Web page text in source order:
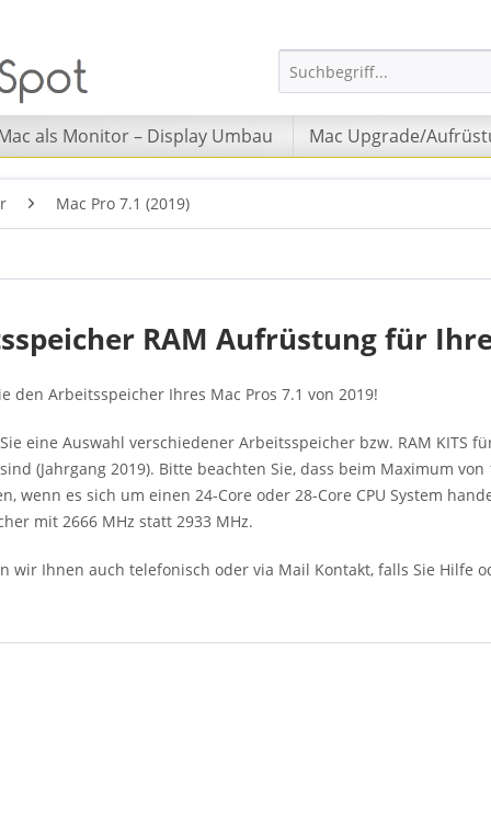
als Monitor – Display Umbau Mac Upgrade/
Mac Pro 7.1 (2019)
RAM Aufrüstung für
den Arbeitsspeicher Ihres Mac Pros 7.1 von 2019!
eine Auswahl verschiedener Arbeitsspeicher bzw. RAM KITS
(Jahrgang 2019). Bitte beachten Sie, dass beim Maximum
wenn es sich um einen 24-Core oder 28-Core CPU System
mit 2666 MHz statt 2933 MHz.
wir Ihnen auch telefonisch oder via Mail Kontakt, falls Sie Hilfe